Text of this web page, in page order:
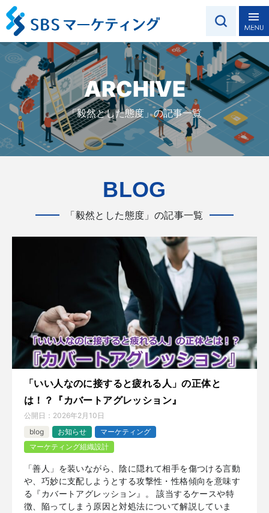
ARCHIVE
「毅然とした態度」の記事一覧
BLOG
「毅然とした態度」の記事一覧
「いい人なのに接すると疲れる人」の正体と
は！？『カバートアグレッション』
公開日： 2026年2月10日
blog
お知らせ
マーケティング
マーケティング組織設計
「善人」を装いながら、陰に隠れて相手を傷つける言動
や、巧妙に支配しようとする攻撃性・性格傾向を意味す
る『カバートアグレッション』。 該当するケースや特
徴、陥ってしまう原因と対処法について解説していま